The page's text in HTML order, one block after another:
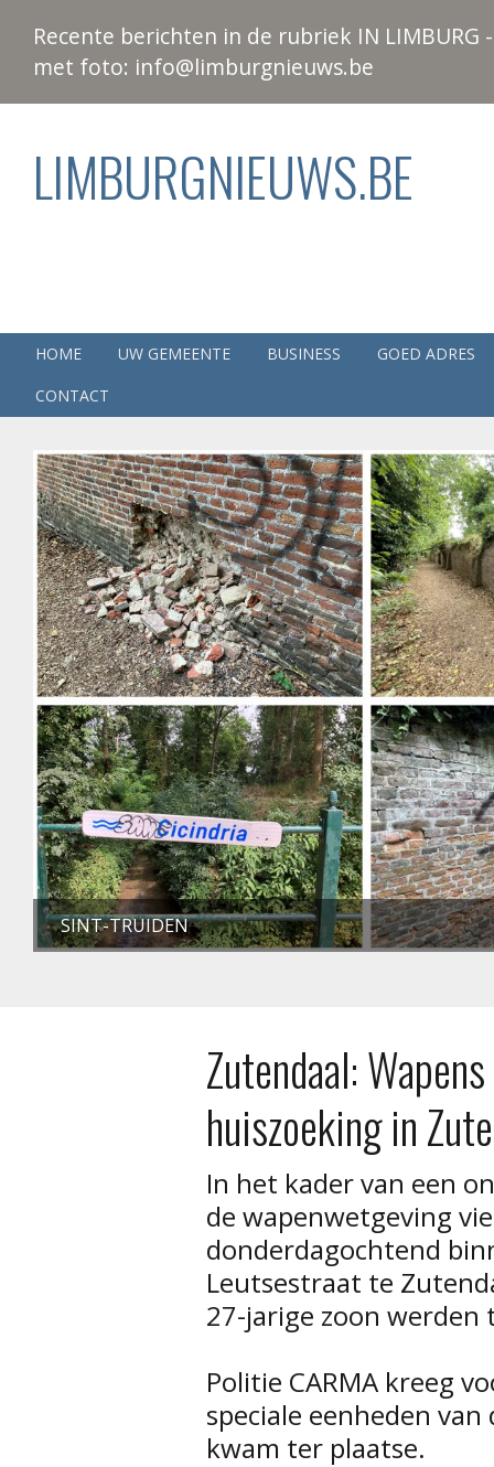
Recente berichten in de rubriek IN
met foto: info@limburgnieuws.be
LIMBURGNIEUWS.BE
HOME UW GEMEENTE BUSINESS
GOED ADRES
CONTACT
SINT-TRUIDEN
Zutendaal:
huiszoeking in
In het kader van een
de wapenwetgeving
donderdagochtend
Leutsestraat te
27-jarige zoon
Politie CARMA kreeg
speciale eenheden van
kwam ter plaatse.